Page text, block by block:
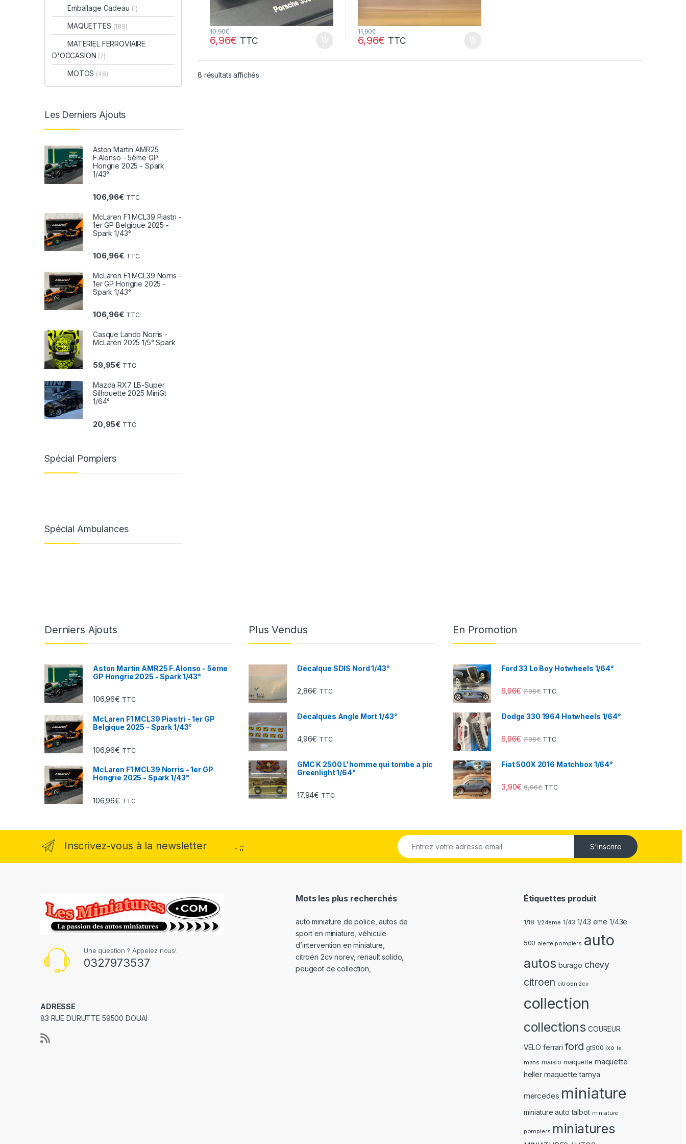
6,96€
10,90€
TTC 6,96€
11,90€
TTC
8 résultats affichés
Emballage Cadeau (1)
MAQUETTES (189)
MATERIEL FERROVIAIRE
D'OCCASION (2)
MOTOS (46)
Les Derniers Ajouts
Aston Martin AMR25
F.Alonso - 5ème GP
Hongrie 2025 - Spark
1/43°
106,96€ TTC
McLaren F1 MCL39 Piastri -
1er GP Belgique 2025 -
Spark 1/43°
106,96€ TTC
McLaren F1 MCL39 Norris -
1er GP Hongrie 2025 -
Spark 1/43°
106,96€ TTC
Casque Lando Norris -
McLaren 2025 1/5° Spark
59,95€ TTC
Mazda RX7 LB-Super
Silhouette 2025 MiniGt
1/64°
20,95€ TTC
Spécial Pompiers
Spécial Ambulances
Derniers Ajouts
Aston Martin AMR25 F.Alonso - 5ème
GP Hongrie 2025 - Spark 1/43°
106,96€ TTC
McLaren F1 MCL39 Piastri - 1er GP
Belgique 2025 - Spark 1/43°
106,96€ TTC
McLaren F1 MCL39 Norris - 1er GP
Hongrie 2025 - Spark 1/43°
106,96€ TTC
Plus Vendus
Décalque SDIS Nord 1/43°
2,86€ TTC
Décalques Angle Mort 1/43°
4,96€ TTC
GMC K 2500 L'homme qui tombe a pic
Greenlight 1/64°
17,94€ TTC
En Promotion
Ford 33 Lo Boy Hotwheels 1/64°
6,96€ 7,96€ TTC
Dodge 330 1964 Hotwheels 1/64°
6,96€ 7,96€ TTC
Fiat 500X 2016 Matchbox 1/64°
3,90€ 6,96€ TTC
Inscrivez-vous à la newsletter .. ;; S'inscrire
Une question ? Appelez nous!
0327973537
ADRESSE
83 RUE DURUTTE 59500 DOUAI
Mots les plus recherchés
auto miniature de police ,autos de
sport en miniature ,véhicule
d’intervention en miniature
citroën 2cv norev,renault solido
peugeot de collection
Étiquettes produit
1/18 1/24eme 1/43 1/43 eme 1/43e
500 alerte pompiers auto
autos burago chevy
citroen citroen 2cv
collection
collections COUREUR
VELO ferrari ford gt500 ixo le
mans maisto maquette maquette
heller maquette tamya
mercedes miniature
miniature auto talbot miniature
pompiers miniatures